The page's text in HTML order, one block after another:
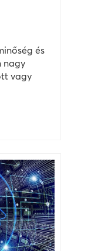
és
nagy
vagy